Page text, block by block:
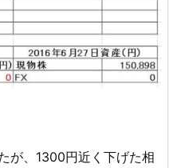
が、1300円近く下げた相